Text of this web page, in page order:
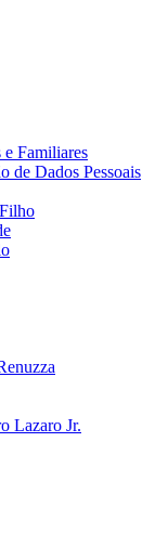
e Familiares
de Dados Pessoais
Lazaro Jr.